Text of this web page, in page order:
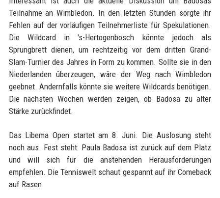
Teilnahme an Wimbledon. In den letzten Stunden sorgte ihr
Fehlen auf der vorläufigen Teilnehmerliste für Spekulationen.
Die Wildcard in 's-Hertogenbosch könnte jedoch als
Sprungbrett dienen, um rechtzeitig vor dem dritten Grand-
Slam-Turnier des Jahres in Form zu kommen. Sollte sie in den
Niederlanden überzeugen, wäre der Weg nach Wimbledon
geebnet. Andernfalls könnte sie weitere Wildcards benötigen.
Die nächsten Wochen werden zeigen, ob Badosa zu alter
Stärke zurückfindet.
Das Libema Open startet am 8. Juni. Die Auslosung steht
noch aus. Fest steht: Paula Badosa ist zurück auf dem Platz
und will sich für die anstehenden Herausforderungen
empfehlen. Die Tenniswelt schaut gespannt auf ihr Comeback
auf Rasen.